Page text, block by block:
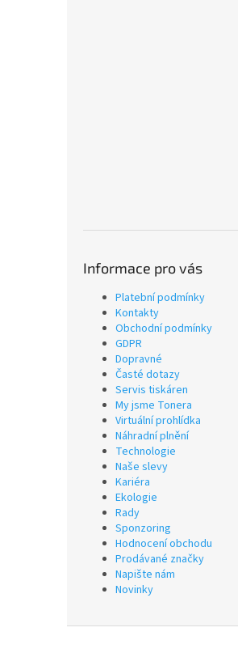
Informace pro vás
Platební podmínky
Kontakty
Obchodní podmínky
GDPR
Dopravné
Časté dotazy
Servis tiskáren
My jsme Tonera
Virtuální prohlídka
Náhradní plnění
Technologie
Naše slevy
Kariéra
Ekologie
Rady
Sponzoring
Hodnocení obchodu
Prodávané značky
Napište nám
Novinky